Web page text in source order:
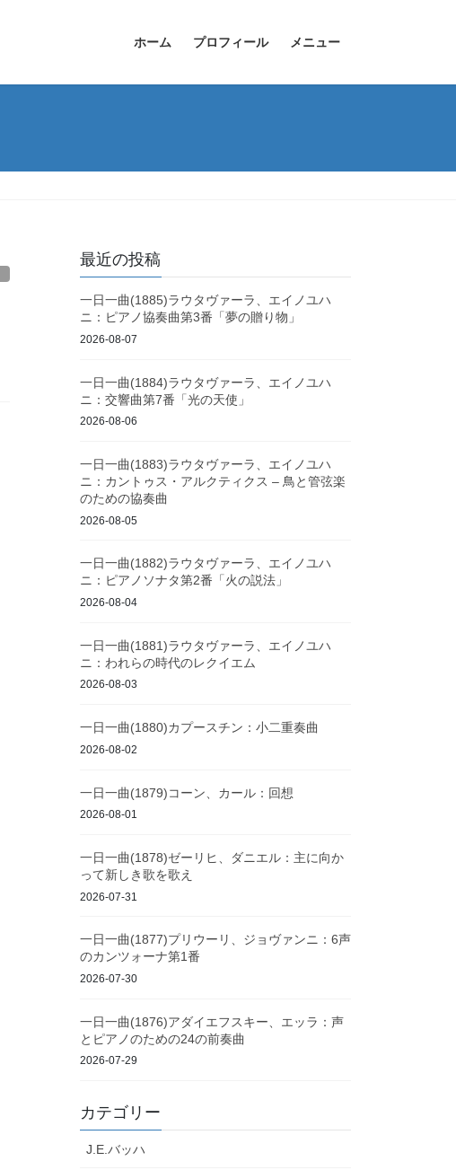
ホーム プロフィール メニュー
最近の投稿
一日一曲(1885)ラウタヴァーラ、エイノユハ
ニ：ピアノ協奏曲第3番「夢の贈り物」
2026-08-07
一日一曲(1884)ラウタヴァーラ、エイノユハ
ニ：交響曲第7番「光の天使」
2026-08-06
一日一曲(1883)ラウタヴァーラ、エイノユハ
ニ：カントゥス・アルクティクス – 鳥と管弦楽
のための協奏曲
2026-08-05
一日一曲(1882)ラウタヴァーラ、エイノユハ
ニ：ピアノソナタ第2番「火の説法」
2026-08-04
一日一曲(1881)ラウタヴァーラ、エイノユハ
ニ：われらの時代のレクイエム
2026-08-03
一日一曲(1880)カプースチン：小二重奏曲
2026-08-02
一日一曲(1879)コーン、カール：回想
2026-08-01
一日一曲(1878)ゼーリヒ、ダニエル：主に向か
って新しき歌を歌え
2026-07-31
一日一曲(1877)プリウーリ、ジョヴァンニ：6声
のカンツォーナ第1番
2026-07-30
一日一曲(1876)アダイエフスキー、エッラ：声
とピアノのための24の前奏曲
2026-07-29
カテゴリー
J.E.バッハ